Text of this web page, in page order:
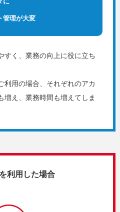
管理が大変
すく、業務の向上に役に立ち
利用の場合、それぞれのアカ
増え、業務時間も増えてしま
利用した場合